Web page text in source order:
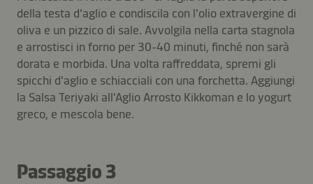
della testa d'aglio e condiscila con l'olio extravergine di
oliva e un pizzico di sale. Avvolgila nella carta stagnola
e arrostisci in forno per 30-40 minuti, finché non sarà
dorata e morbida. Una volta raffreddata, spremi gli
spicchi d'aglio e schiacciali con una forchetta. Aggiungi
la Salsa Teriyaki all'Aglio Arrosto Kikkoman e lo yogurt
greco, e mescola bene.
Passaggio 3